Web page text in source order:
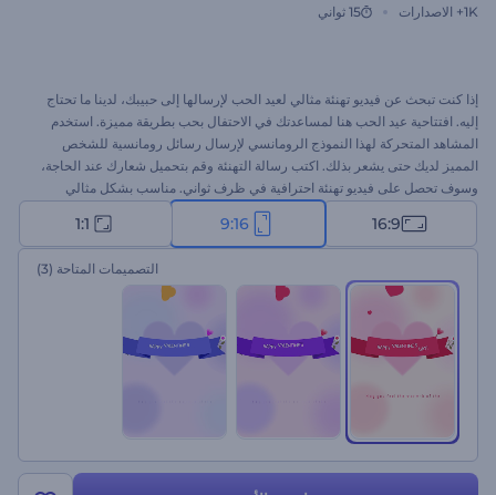
1K+ الاصدارات 15 ثواني
إذا كنت تبحث عن فيديو تهنئة مثالي لعيد الحب لإرسالها إلى حبيبك، لدينا ما تحتاج
إليه. افتتاحية عيد الحب هنا لمساعدتك في الاحتفال بحب بطريقة مميزة. استخدم
المشاهد المتحركة لهذا النموذج الرومانسي لإرسال رسائل رومانسية للشخص
المميز لديك حتى يشعر بذلك. اكتب رسالة التهنئة وقم بتحميل شعارك عند الحاجة،
وسوف تحصل على فيديو تهنئة احترافية في ظرف ثواني. مناسب بشكل مثالي
لاعترافات الحب وتهاني الفيديو وإعلانات عيد الحب وافتتاحيات العروض التقديمية
للعطلات وغيرها من المشروعات الإبداعية. جرب الآن!
16:9
9:16
1:1
التصميمات المتاحة (3)